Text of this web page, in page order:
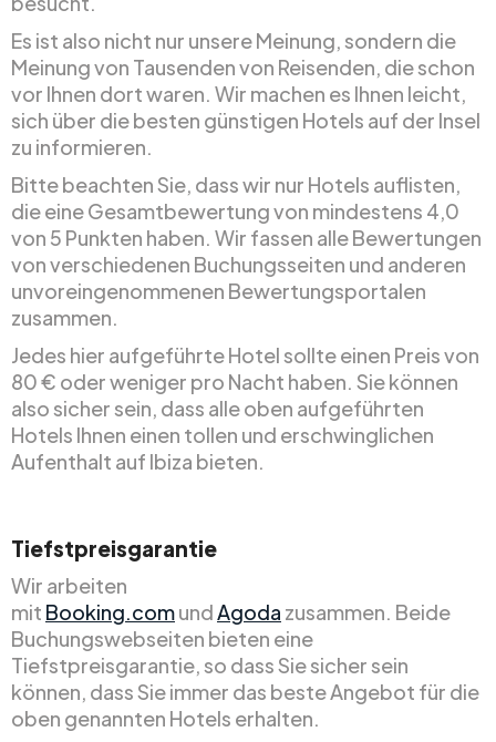
Es ist also nicht nur unsere Meinung, sondern die
Meinung von Tausenden von Reisenden, die schon
vor Ihnen dort waren. Wir machen es Ihnen leicht,
sich über die besten günstigen Hotels auf der Insel
zu informieren.
Bitte beachten Sie, dass wir nur Hotels auflisten,
die eine Gesamtbewertung von mindestens 4,0
von 5 Punkten haben. Wir fassen alle Bewertungen
von verschiedenen Buchungsseiten und anderen
unvoreingenommenen Bewertungsportalen
zusammen.
Jedes hier aufgeführte Hotel sollte einen Preis von
80 € oder weniger pro Nacht haben. Sie können
also sicher sein, dass alle oben aufgeführten
Hotels Ihnen einen tollen und erschwinglichen
Aufenthalt auf Ibiza bieten.
Tiefstpreisgarantie
Wir arbeiten
mit Booking.comundAgoda zusammen. Beide
Buchungswebseiten bieten eine
Tiefstpreisgarantie, so dass Sie sicher sein
können, dass Sie immer das beste Angebot für die
oben genannten Hotels erhalten.